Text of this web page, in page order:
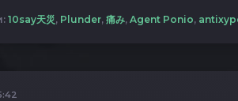
10say天災, Plunder, 痛み, Agent Ponio,